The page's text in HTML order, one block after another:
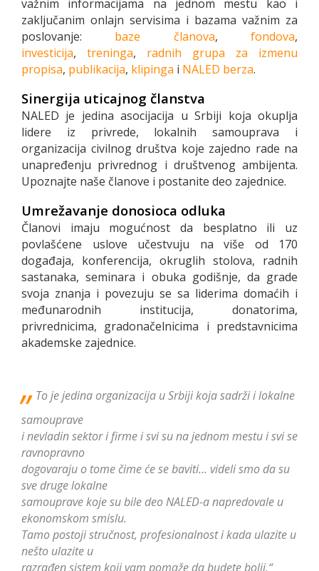
važnim informacijama na jednom mestu kao i
zaključanim onlajn servisima i bazama važnim za
poslovanje: baze članova,fondova,
investicija, treninga, radnih grupa za izmenu
propisa, publikacija, klipinga i NALED berza.
Sinergija uticajnog članstva
NALED je jedina asocijacija u Srbiji koja okuplja
lidere iz privrede, lokalnih samouprava i
organizacija civilnog društva koje zajedno rade na
unapređenju privrednog i društvenog ambijenta.
Upoznajte naše članove i postanite deo zajednice.
Umrežavanje donosioca odluka
Članovi imaju mogućnost da besplatno ili uz
povlašćene uslove učestvuju na više od 170
događaja, konferencija, okruglih stolova, radnih
sastanaka, seminara i obuka godišnje, da grade
svoja znanja i povezuju se sa liderima domaćih i
međunarodnih institucija, donatorima,
privrednicima, gradonačelnicima i predstavnicima
akademske zajednice.
„ To je jedina organizacija u Srbiji koja sadrži i lokalne
samouprave
i nevladin sektor i firme i svi su na jednom mestu i svi se
ravnopravno
dogovaraju o tome čime će se baviti... videli smo da su
sve druge lokalne
samouprave koje su bile deo NALED-a napredovale u
ekonomskom smislu.
Tamo postoji stručnost, profesionalnost i kada ulazite u
nešto ulazite u
razrađen sistem koji vam pomaže da budete bolji.“